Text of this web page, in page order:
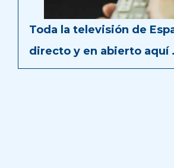
Toda la televisión de
directo y en abierto aquí